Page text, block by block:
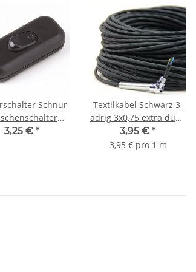
Schnur-
schwarz
3,25 € *
Textilkabel Schwarz 3-
adrig 3x0,75 extra dünn
für innere Verkabelung
von Ketten-Lampen
3,95 € *
3,95 € pro 1 m